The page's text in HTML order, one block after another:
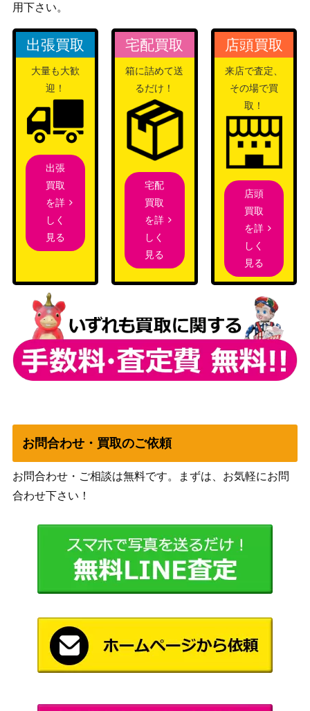
ピッチのピカチュウ（プロ
アルフの石板 各種 ポケモン（LEGEND）
8,000
カプ・テテフGX（SR）
【SM2L 052/050 】
サン＆ムーン
（アローラの月光）
3,600
クロバットV（RR）【S3
053/100】
ソード＆シールド
（シャイニースター
1
サケブシッポex（SR）
【SV5a 082/066】
スカーレット＆バイオ
（クリムゾンヘイズ）
学習装置（UR）【s5l 090/
ソード＆シールド
（一撃マスター）
1,000
リーフィアV（SR/sa)【S6
ソード＆シールド
（イーブイヒーロー
ズ）
6,600
ケルディオex（SAR）【s
v11W 169/086】
レット
（ホワイトフレア）
1,400
ピカチュウ（S）【SV4a 2
スカーレット＆バイオ
レット
レックウザV（SR)【s7R 0
ソード＆シールド
カイリューV（PROMO）
【292/S-P】
ソード&シールド
100
ニンフィア EX（RR）【C
P3 025/032】
XY・XY BREAK
（ポケキュンコレクシ
リーリエ（SR）【SM1M
066/060】
ン）
200,000
プレイヤーズセレモニー 2
サン&ムーン
36,000
用下さい。
出張買取
大量も大歓
迎！
出張
買取
を詳
しく
見る
宅配買取
箱に詰めて送
るだけ！
宅配
買取
を詳
しく
見る
店頭買取
来店で査定、
その場で買
取！
店頭
買取
を詳
しく
見る
お問合わせ・買取のご依頼
お問合わせ・ご相談は無料です。まずは、お気軽にお問
合わせ下さい！